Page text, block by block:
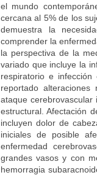
el mundo
cercana al 5% de los
demuestra la
comprender la
la perspectiva de la
variado que incluye la
respiratorio e
reportado alteraciones
ataque cerebrovascular
estructural. Afectación
incluyen dolor de
iniciales de posible
enfermedad
grandes vasos y con
hemorragia